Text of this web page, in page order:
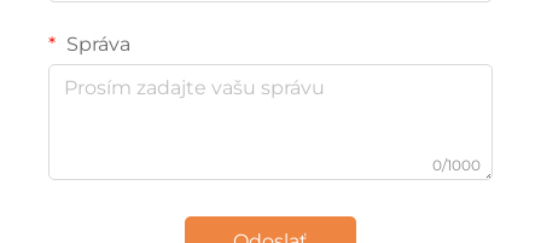
Správa
0/1000